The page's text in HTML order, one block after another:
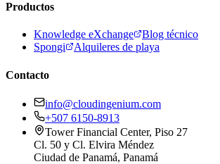
Productos
Knowledge eXchange
Blog técnico
Spongi
Alquileres de playa
Contacto
info@cloudingenium.com
+507 6150-8913
Tower Financial Center, Piso 27
Cl. 50 y Cl. Elvira Méndez
Ciudad de Panamá, Panamá